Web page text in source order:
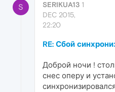
S SERIKUA13 1
DEC 2015,
22:20
RE: Сбой
Доброй ночи !
снес оперу и